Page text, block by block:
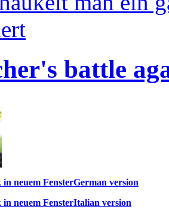
battle
German version
Italian version